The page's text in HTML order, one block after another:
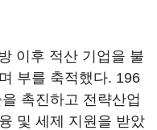
이후 적산 기업을 불
부를 축적했다. 196
촉진하고 전략산업
및 세제 지원을 받았